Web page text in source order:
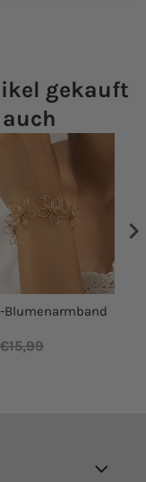
gekauft
Blumenarmband
€15,99